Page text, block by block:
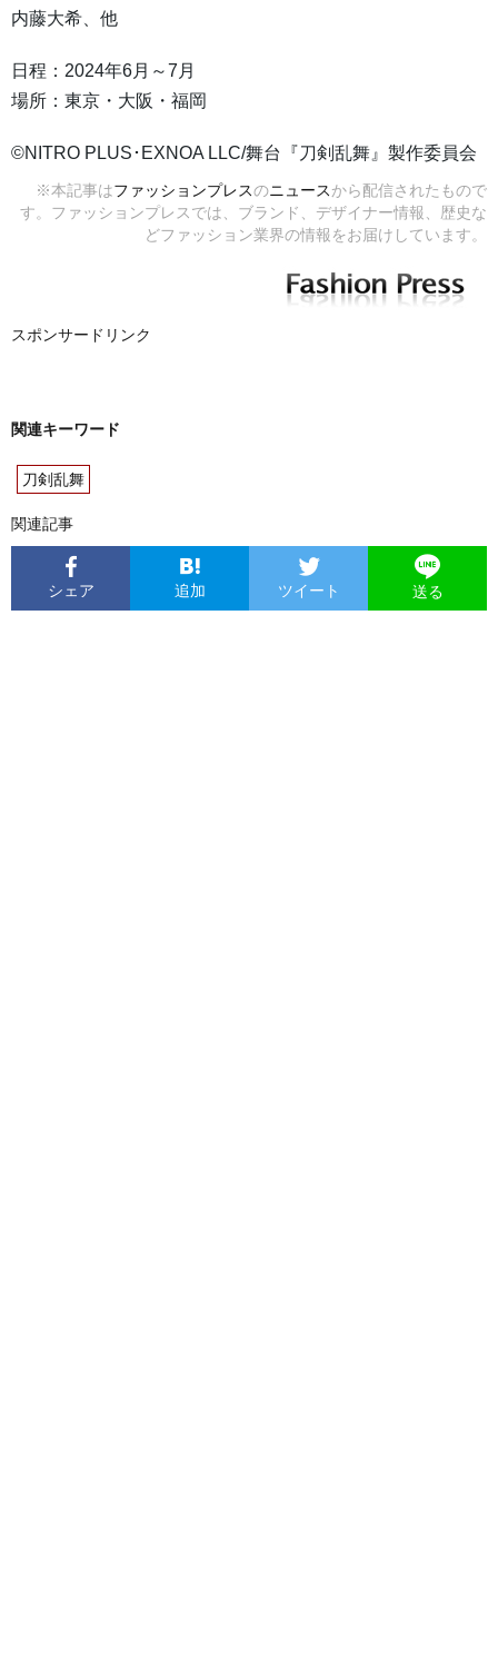
内藤大希、他
日程：2024年6月～7月
場所：東京・大阪・福岡
©NITRO PLUS･EXNOA LLC/舞台『刀剣乱舞』製作委員会
※本記事はファッションプレスのニュースから配信されたもので
す。ファッションプレスでは、ブランド、デザイナー情報、歴史な
どファッション業界の情報をお届けしています。
スポンサードリンク
関連キーワード
刀剣乱舞
関連記事
シェア 追加 ツイート 送る